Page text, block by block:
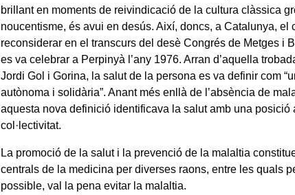
brillant en moments de reivindicació de la cultura clàssica
noucentisme, és avui en desús. Així, doncs, a Catalunya, el
reconsiderar en el transcurs del desè Congrés de Metges i
es va celebrar a Perpinyà l’any 1976. Arran d’aquella
Jordi Gol i Gorina, la salut de la persona es va definir com
autònoma i solidària”. Anant més enllà de l’absència de
aquesta nova definició identificava la salut amb una
col·lectivitat.
La promoció de la salut i la prevenció de la malaltia
centrals de la medicina per diverses raons, entre les quals
possible, val la pena evitar la malaltia.